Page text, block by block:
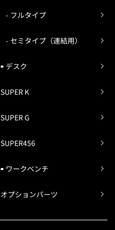
フルタイプ
セミタイプ（連結用）
デスク
SUPER K
SUPER G
SUPER456
ワークベンチ
オプションパーツ